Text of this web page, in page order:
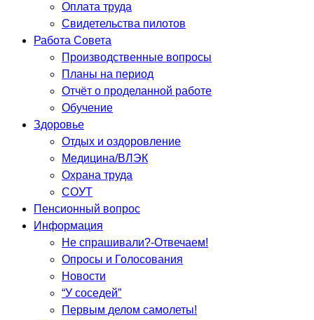
Оплата труда
Свидетельства пилотов
Работа Совета
Производственные вопросы
Планы на период
Отчёт о проделанной работе
Обучение
Здоровье
Отдых и оздоровление
Медицина/ВЛЭК
Охрана труда
СОУТ
Пенсионный вопрос
Информация
Не спрашивали?-Отвечаем!
Опросы и Голосования
Новости
“У соседей”
Первым делом самолеты!